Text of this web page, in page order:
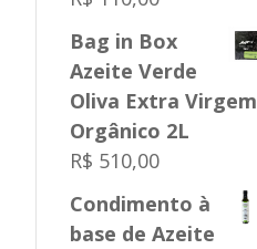
Bag in Box
Azeite Verde
Oliva Extra Virgem
Orgânico 2L
R$ 510,00
Condimento à
base de Azeite